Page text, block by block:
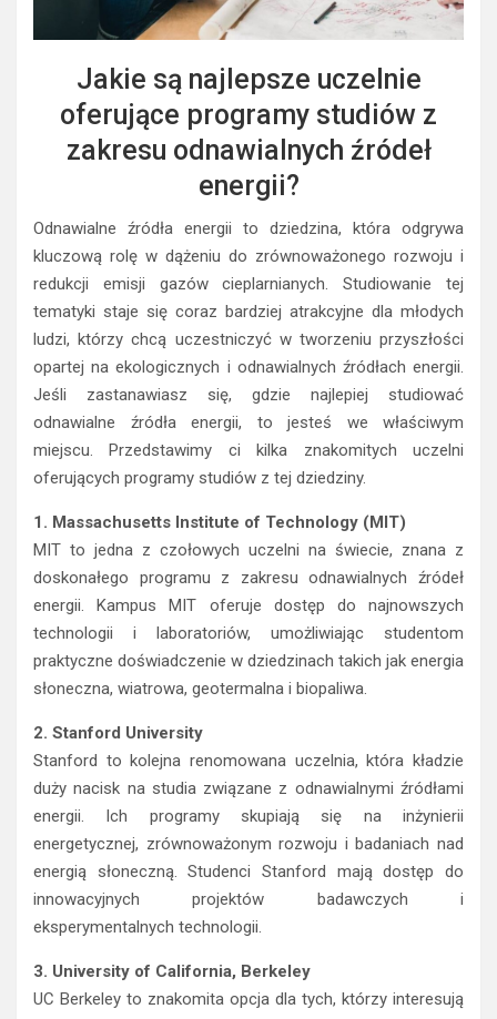
Jakie są najlepsze uczelnie
oferujące programy studiów z
zakresu odnawialnych źródeł
energii?
Odnawialne źródła energii to dziedzina, która odgrywa
kluczową rolę w dążeniu do zrównoważonego rozwoju i
redukcji emisji gazów cieplarnianych. Studiowanie tej
tematyki staje się coraz bardziej atrakcyjne dla młodych
ludzi, którzy chcą uczestniczyć w tworzeniu przyszłości
opartej na ekologicznych i odnawialnych źródłach energii.
Jeśli zastanawiasz się, gdzie najlepiej studiować
odnawialne źródła energii, to jesteś we właściwym
miejscu. Przedstawimy ci kilka znakomitych uczelni
oferujących programy studiów z tej dziedziny.
1. Massachusetts Institute of Technology (MIT)
MIT to jedna z czołowych uczelni na świecie, znana z
doskonałego programu z zakresu odnawialnych źródeł
energii. Kampus MIT oferuje dostęp do najnowszych
technologii i laboratoriów, umożliwiając studentom
praktyczne doświadczenie w dziedzinach takich jak energia
słoneczna, wiatrowa, geotermalna i biopaliwa.
2. Stanford University
Stanford to kolejna renomowana uczelnia, która kładzie
duży nacisk na studia związane z odnawialnymi źródłami
energii. Ich programy skupiają się na inżynierii
energetycznej, zrównoważonym rozwoju i badaniach nad
energią słoneczną. Studenci Stanford mają dostęp do
innowacyjnych projektów badawczych i
eksperymentalnych technologii.
3. University of California, Berkeley
UC Berkeley to znakomita opcja dla tych, którzy interesują